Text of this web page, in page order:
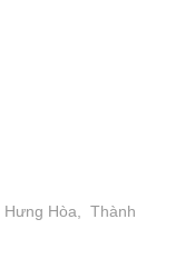
Hòa, Thành